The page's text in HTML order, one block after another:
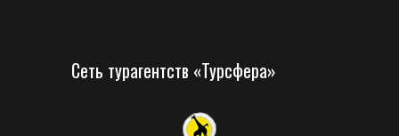
Сеть турагентств «Турсфера»